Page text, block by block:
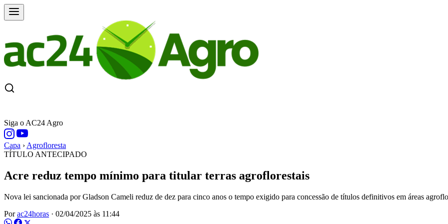
Siga o AC24 Agro
Capa › Agrofloresta
TÍTULO ANTECIPADO
Acre reduz tempo mínimo para titular terras agroflorestais
Nova lei sancionada por Gladson Cameli reduz de dez para cinco anos o tempo exigido para concessão de títulos definitivos em áreas
Porac24horas · 02/04/2025 às 11:44